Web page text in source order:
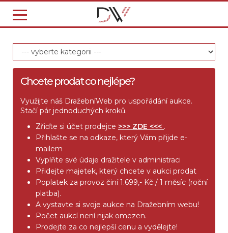
Chcete prodat co nejlépe?
Využijte náš DražebníWeb pro uspořádání aukce.
Stačí pár jednoduchých kroků.
Zřiďte si účet prodejce >>> ZDE <<< .
Přihlašte se na odkaze, který Vám přijde e-
mailem
Vyplňte své údaje dražitele v administraci
Přidejte majetek, který chcete v aukci prodat
Poplatek za provoz činí 1.699,- Kč / 1 měsíc (roční
platba).
A vystavte si svoje aukce na Dražebním webu!
Počet aukcí není nijak omezen.
Prodejte za co nejlepší cenu a vydělejte!